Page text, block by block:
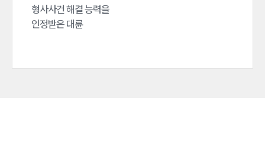
형사사건 해결 능력을
인정받은 대륜